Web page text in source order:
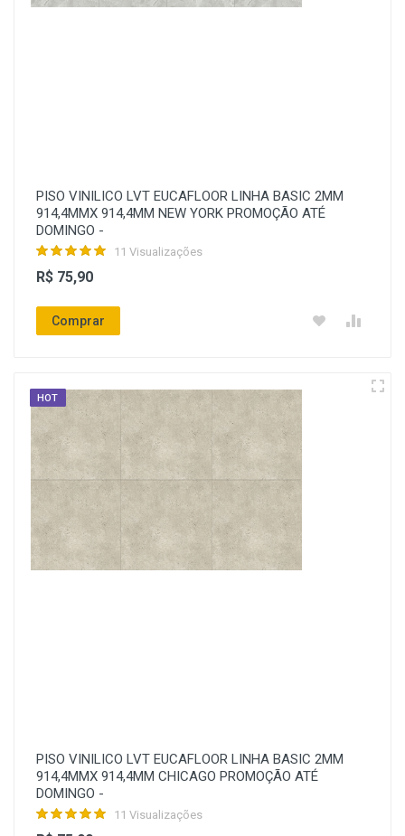
PISO VINILICO LVT EUCAFLOOR LINHA BASIC 2MM
914,4MMX 914,4MM NEW YORK PROMOÇÃO ATÉ
DOMINGO -
11 Visualizações
R$ 75,90
Comprar
HOT
PISO VINILICO LVT EUCAFLOOR LINHA BASIC 2MM
914,4MMX 914,4MM CHICAGO PROMOÇÃO ATÉ
DOMINGO -
11 Visualizações